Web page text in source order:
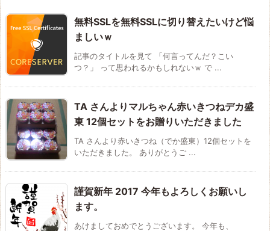
無料SSLを無料SSLに切り替えたいけど悩
ましいｗ
記事のタイトルを見て 「何言ってんだ？こい
つ？」 って思われるかもしれないｗ で ...
TA さんよりマルちゃん赤いきつねデカ盛
東 12個セットをお贈りいただきました
TA さんより赤いきつね（でか盛東）12個セットを
いただきました。 ありがとうご ...
謹賀新年 2017 今年もよろしくお願いし
ます。
あけましておめでとうございます。 今年も、